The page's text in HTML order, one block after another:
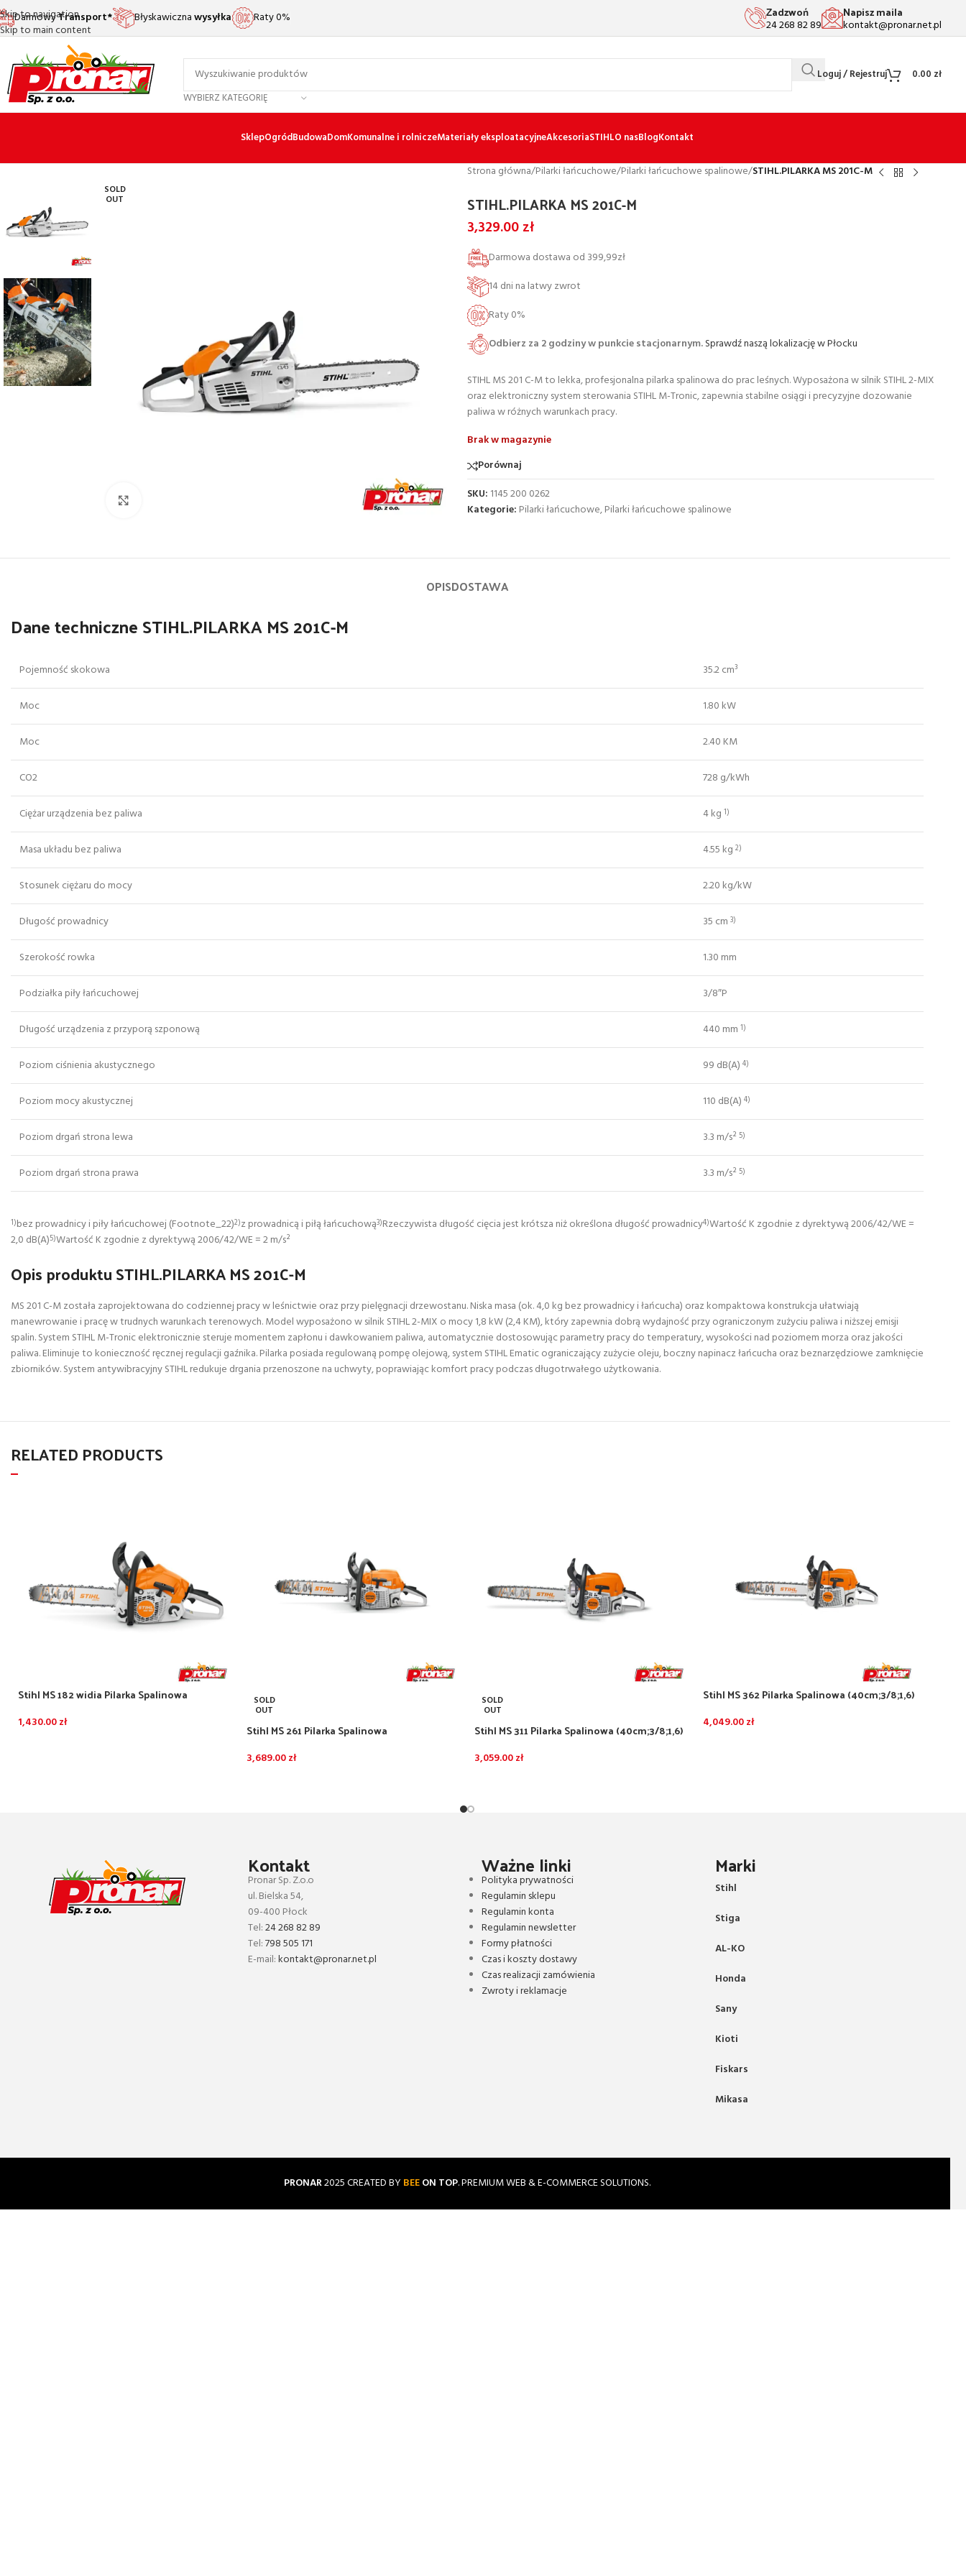
Skip to navigation
Skip to main content
DarmowyTransport* Błyskawicznawysyłka Raty 0% Zadzwoń
24 268 82 89
Napisz maila
kontakt@pronar.net.pl
WYBIERZ KATEGORIĘ
Loguj / Rejestruj 0.00 zł
SklepOgródBudowaDomKomunalne i rolniczeMateriały eksploatacyjneAkcesoriaSTIHLO nasBlogKontakt
SOLD
OUT
Strona główna/Pilarki łańcuchowe/Pilarki łańcuchowe spalinowe/STIHL.PILARKA MS 201C-M
STIHL.PILARKA MS 201C-M
3,329.00zł
Darmowa dostawa od 399,99zł
14 dni na latwy zwrot
Raty 0%
Odbierz za 2 godziny w punkcie stacjonarnym.Sprawdź naszą lokalizację w Płocku
STIHL MS 201 C-M to lekka, profesjonalna pilarka spalinowa do prac leśnych. Wyposażona w silnik STIHL 2-MIX
oraz elektroniczny system sterowania STIHL M-Tronic, zapewnia stabilne osiągi i precyzyjne dozowanie
paliwa w różnych warunkach pracy.
Brak w magazynie
Porównaj
SKU: 1145 200 0262
Kategorie: Pilarki łańcuchowe,Pilarki łańcuchowe spalinowe
OPISDOSTAWA
Dane techniczne STIHL.PILARKA MS 201C-M
Pojemność skokowa 35.2 cm³
Moc 1.80 kW
Moc 2.40 KM
CO2 728 g/kWh
Ciężar urządzenia bez paliwa 4 kg 1)
Masa układu bez paliwa 4.55 kg 2)
Stosunek ciężaru do mocy 2.20 kg/kW
Długość prowadnicy 35 cm 3)
Szerokość rowka 1.30 mm
Podziałka piły łańcuchowej 3/8″P
Długość urządzenia z przyporą szponową 440 mm 1)
Poziom ciśnienia akustycznego 99 dB(A) 4)
Poziom mocy akustycznej 110 dB(A) 4)
Poziom drgań strona lewa 3.3 m/s² 5)
Poziom drgań strona prawa 3.3 m/s² 5)
1)bez prowadnicy i piły łańcuchowej (Footnote_22)2)z prowadnicą i piłą łańcuchową3)Rzeczywista długość cięcia jest krótsza niż określona długość prowadnicy4)Wartość K zgodnie z dyrektywą 2006/42/WE =
2,0 dB(A)5)Wartość K zgodnie z dyrektywą 2006/42/WE = 2 m/s²
Opis produktu STIHL.PILARKA MS 201C-M
MS 201 C-M została zaprojektowana do codziennej pracy w leśnictwie oraz przy pielęgnacji drzewostanu. Niska masa (ok. 4,0 kg bez prowadnicy i łańcucha) oraz kompaktowa konstrukcja ułatwiają
manewrowanie i pracę w trudnych warunkach terenowych. Model wyposażono w silnik STIHL 2-MIX o mocy 1,8 kW (2,4 KM), który zapewnia dobrą wydajność przy ograniczonym zużyciu paliwa i niższej emisji
spalin. System STIHL M-Tronic elektronicznie steruje momentem zapłonu i dawkowaniem paliwa, automatycznie dostosowując parametry pracy do temperatury, wysokości nad poziomem morza oraz jakości
paliwa. Eliminuje to konieczność ręcznej regulacji gaźnika. Pilarka posiada regulowaną pompę olejową, system STIHL Ematic ograniczający zużycie oleju, boczny napinacz łańcucha oraz beznarzędziowe zamknięcie
zbiorników. System antywibracyjny STIHL redukuje drgania przenoszone na uchwyty, poprawiając komfort pracy podczas długotrwałego użytkowania.
RELATED PRODUCTS
Stihl MS 182 widia Pilarka Spalinowa
1,430.00zł
SOLD
OUT
Stihl MS 261 Pilarka Spalinowa
3,689.00zł
SOLD
OUT
Stihl MS 311 Pilarka Spalinowa (40cm;3/8;1,6)
3,059.00zł
Stihl MS 362 Pilarka Spalinowa (40cm;3/8;1,6)
4,049.00zł
Kontakt
Pronar Sp. Z.o.o
ul. Bielska 54,
09-400 Płock
Tel:24 268 82 89
Tel:798 505 171
E-mail:kontakt@pronar.net.pl
Ważne linki
Polityka prywatności
Regulamin sklepu
Regulamin konta
Regulamin newsletter
Formy płatności
Czas i koszty dostawy
Czas realizacji zamówienia
Zwroty i reklamacje
Marki
Stihl
Stiga
AL-KO
Honda
Sany
Kioti
Fiskars
Mikasa
PRONAR2025 CREATED BY BEEON TOP. PREMIUM WEB & E-COMMERCE SOLUTIONS.